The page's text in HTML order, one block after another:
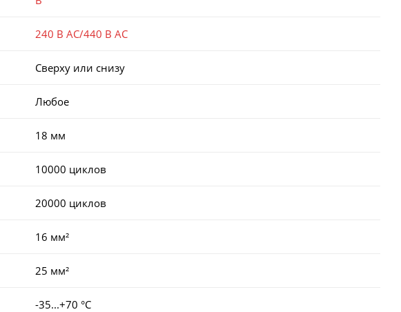
240 В AC/440 В AC
Сверху или снизу
Любое
18 мм
10000 циклов
20000 циклов
16 мм²
25 мм²
-35...+70 °С